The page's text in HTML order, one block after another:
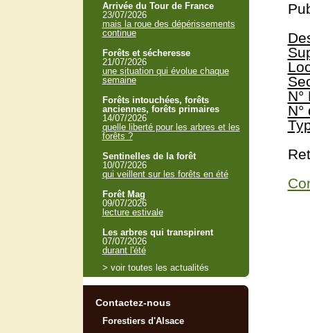
N°
N°
Arrivée du Tour de France
23/07/2026
mais la roue des dépérissements
continue
Forêts et sécheresse
21/07/2026
une situation qui évolue chaque
semaine
Forêts intouchées, forêts
anciennes, forêts primaires
14/07/2026
quelle liberté pour les arbres et les
forêts ?
Sentinelles de la forêt
10/07/2026
qui veillent sur les forêts en été
Forêt Mag
09/07/2026
lecture estivale
Les arbres qui transpirent
07/07/2026
durant l'été
> voir toutes les actualités
Contactez-nous
Forestiers d'Alsace